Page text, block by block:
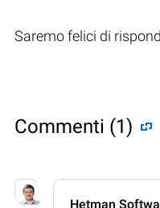
Saremo felici di
Commenti (1)
Hetman